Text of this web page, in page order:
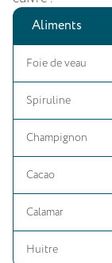
Aliments
Foie de veau
Spiruline
Champignon
Cacao
Calamar
Huitre